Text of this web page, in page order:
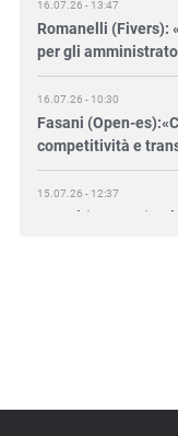
Romanelli (Fivers):
per gli
Fasani (Open-
competitività e
Locati (De Nora):
14.07.26 - 12:20